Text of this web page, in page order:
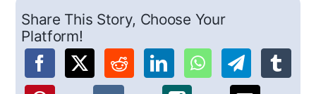
Share This Story, Choose Your
Platform!